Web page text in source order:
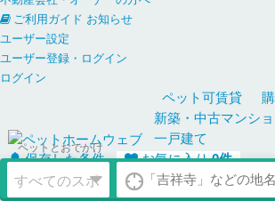
ご利用ガイド お知らせ
ユーザー設定
ユーザー登録・ログイン
ログイン
ペット可賃貸
新築・中古マンシ
一戸建て
保存した条件
お気に入り0件
ペットとおでかけ